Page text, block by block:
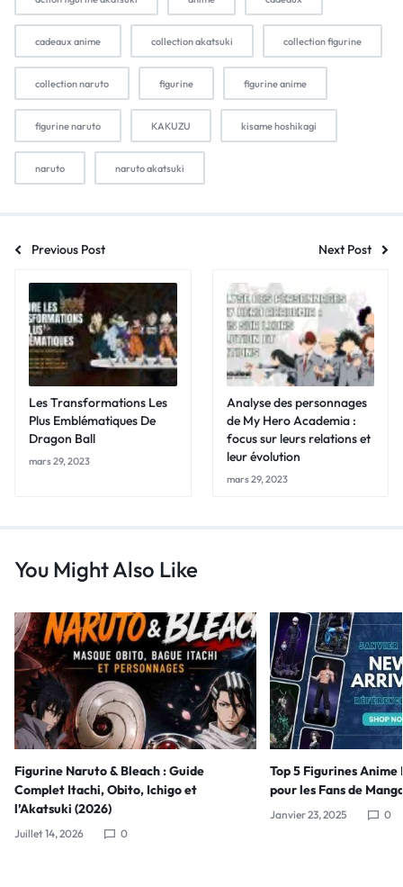
cadeaux anime collection akatsuki collection figurine
collection naruto figurine figurine anime
figurine naruto KAKUZU kisame hoshikagi
naruto naruto akatsuki
Previous Post Next Post
Les Transformations Les
Plus Emblématiques De
Dragon Ball
mars 29, 2023
Analyse des personnages
de My Hero Academia :
focus sur leurs relations et
leur évolution
mars 29, 2023
You Might Also Like
Figurine Naruto & Bleach : Guide
Complet Itachi, Obito, Ichigo et
l’Akatsuki (2026)
Juillet 14, 2026 0
Top 5 Figurines
pour les Fans de
Janvier 23, 2025 0